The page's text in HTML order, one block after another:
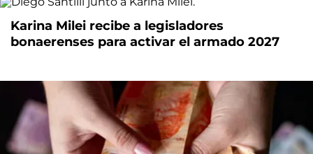
Karina Milei recibe a legisladores
bonaerenses para activar el armado 2027